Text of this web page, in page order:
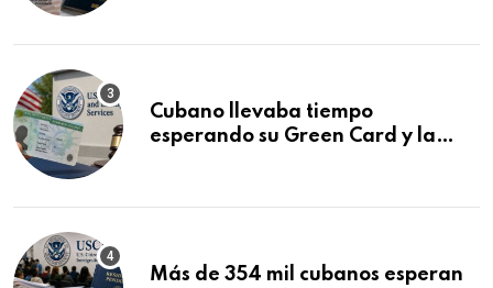
Cubano llevaba tiempo
esperando su Green Card y la
Más de 354 mil cubanos esperan